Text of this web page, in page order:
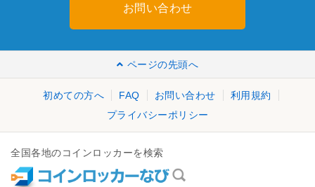
お問い合わせ
ページの先頭へ
初めての方へ FAQ お問い合わせ
利用規約
プライバシーポリシー
全国各地のコインロッカーを検索